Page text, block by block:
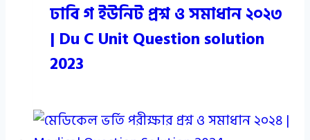
ঢাবি গ ইউনিট প্রশ্ন ও সমাধান ২০২৩
| Du C Unit Question solution
2023